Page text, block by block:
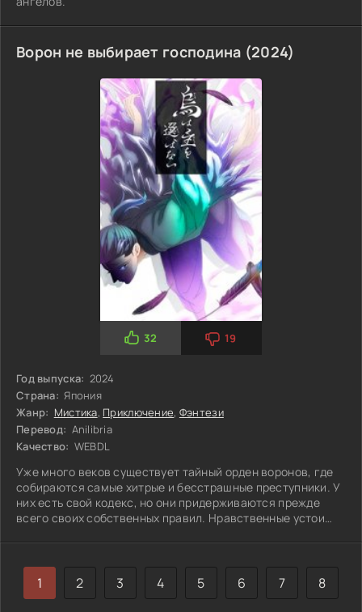
Ворон не выбирает господина (2024)
Год выпуска: 2024
Страна: Япония
Жанр: Мистика, Приключение, Фэнтези
Перевод: Anilibria
Качество: WEBDL
Уже много веков существует тайный орден воронов, где
собираются самые хитрые и бесстрашные преступники. У
них есть свой кодекс, но они придерживаются прежде
всего своих собственных правил. Нравственные устои
желаниям и стремятся к обогащению любой
32 19
1 2 3 4 5 6 7 8